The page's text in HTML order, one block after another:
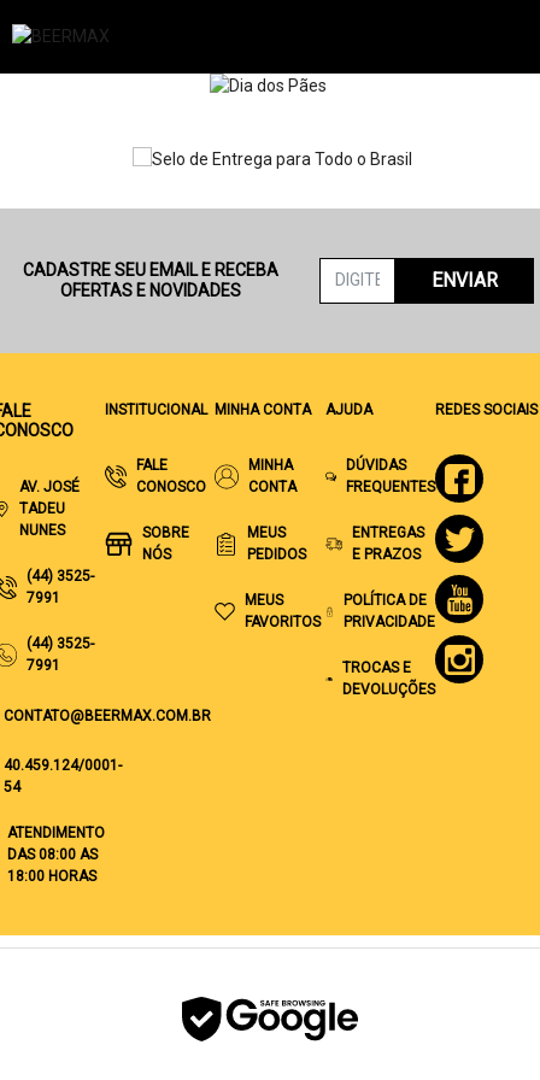
CADASTRE SEU EMAIL E RECEBA
OFERTAS E NOVIDADES
ENVIAR
AV. JOSÉ
TADEU
NUNES
(44) 3525-
7991
(44) 3525-
7991
CONTATO@BEERMAX.COM.BR
40.459.124/0001-
54
ATENDIMENTO
DAS 08:00 AS
18:00 HORAS
INSTITUCIONAL
FALE
CONOSCO
SOBRE
NÓS
MINHA CONTA
MINHA
CONTA
MEUS
PEDIDOS
MEUS
FAVORITOS
AJUDA
DÚVIDAS
FREQUENTES
ENTREGAS
E PRAZOS
POLÍTICA DE
PRIVACIDADE
TROCAS E
DEVOLUÇÕES
REDES SOCIAIS